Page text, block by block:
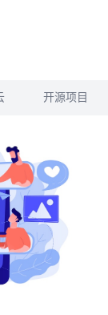
开源项目